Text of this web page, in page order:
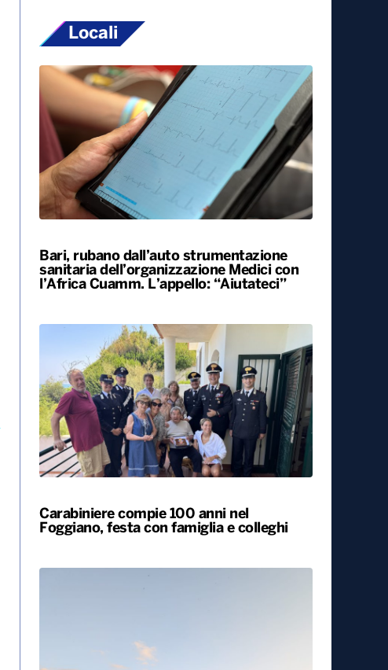
Locali
Bari, rubano dall’auto strumentazione
sanitaria dell’organizzazione Medici con
l’Africa Cuamm. L’appello: “Aiutateci”
Carabiniere compie 100 anni nel
Foggiano, festa con famiglia e colleghi